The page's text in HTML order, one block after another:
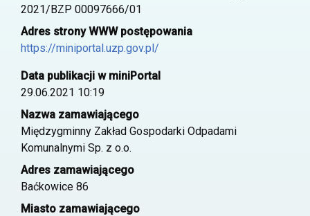
2021/BZP 00097666/01
Adres strony WWW postępowania
https://miniportal.uzp.gov.pl/
Data publikacji w miniPortal
29.06.2021 10:19
Nazwa zamawiającego
Międzygminny Zakład Gospodarki Odpadami
Komunalnymi Sp. z o.o.
Adres zamawiającego
Baćkowice 86
Miasto zamawiającego